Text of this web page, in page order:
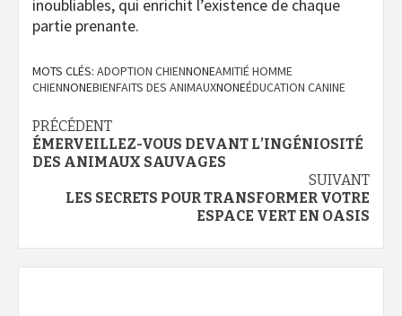
inoubliables, qui enrichit l’existence de chaque
partie prenante.
MOTS CLÉS: ADOPTION CHIENNONEAMITIÉ HOMME
CHIENNONEBIENFAITS DES ANIMAUXNONEÉDUCATION CANINE
Navigation
d’article
PRÉCÉDENT
ÉMERVEILLEZ-VOUS DEVANT L’INGÉNIOSITÉ
DES ANIMAUX SAUVAGES
SUIVANT
LES SECRETS POUR TRANSFORMER VOTRE
ESPACE VERT EN OASIS